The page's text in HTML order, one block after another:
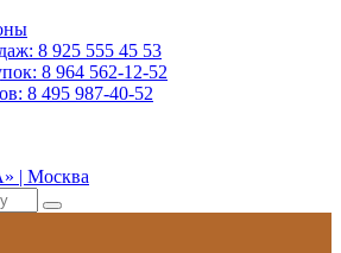
8 925 555 45 53
8 964 562-12-52
8 495 987-40-52